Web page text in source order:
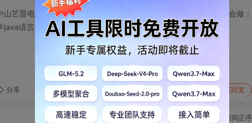
艺晋电脑学校，不知道大家听没听说过），学完j2se但什么也不会做；
语言还需要学习其他语言吗？想问问大伙我能学会java吗？
分享 转发到动态 举报 写回复
切换为时间正序